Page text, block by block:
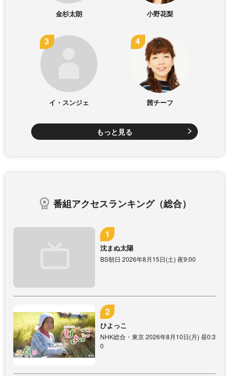
金杉太朗 小野花梨
イ・スンジェ 茜チーフ
もっと見る
番組アクセスランキング（総合）
沈まぬ太陽
BS朝日 2026年8月15日(土) 夜9:00
ひよっこ
NHK総合・東京 2026年8月10日(月) 昼0:3
0